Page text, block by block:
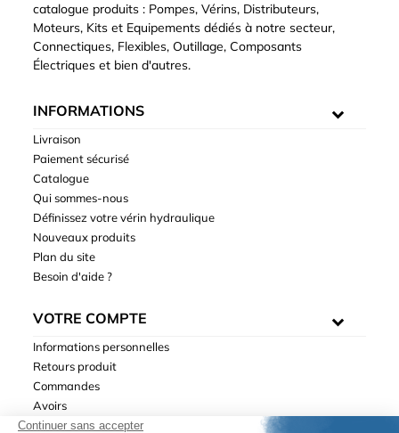
catalogue produits : Pompes, Vérins, Distributeurs,
Moteurs, Kits et Equipements dédiés à notre secteur,
Connectiques, Flexibles, Outillage, Composants
Électriques et bien d'autres.
INFORMATIONS
Livraison
Paiement sécurisé
Catalogue
Qui sommes-nous
Définissez votre vérin hydraulique
Nouveaux produits
Plan du site
Besoin d'aide ?
VOTRE COMPTE
Informations personnelles
Retours produit
Commandes
Avoirs
Adresses